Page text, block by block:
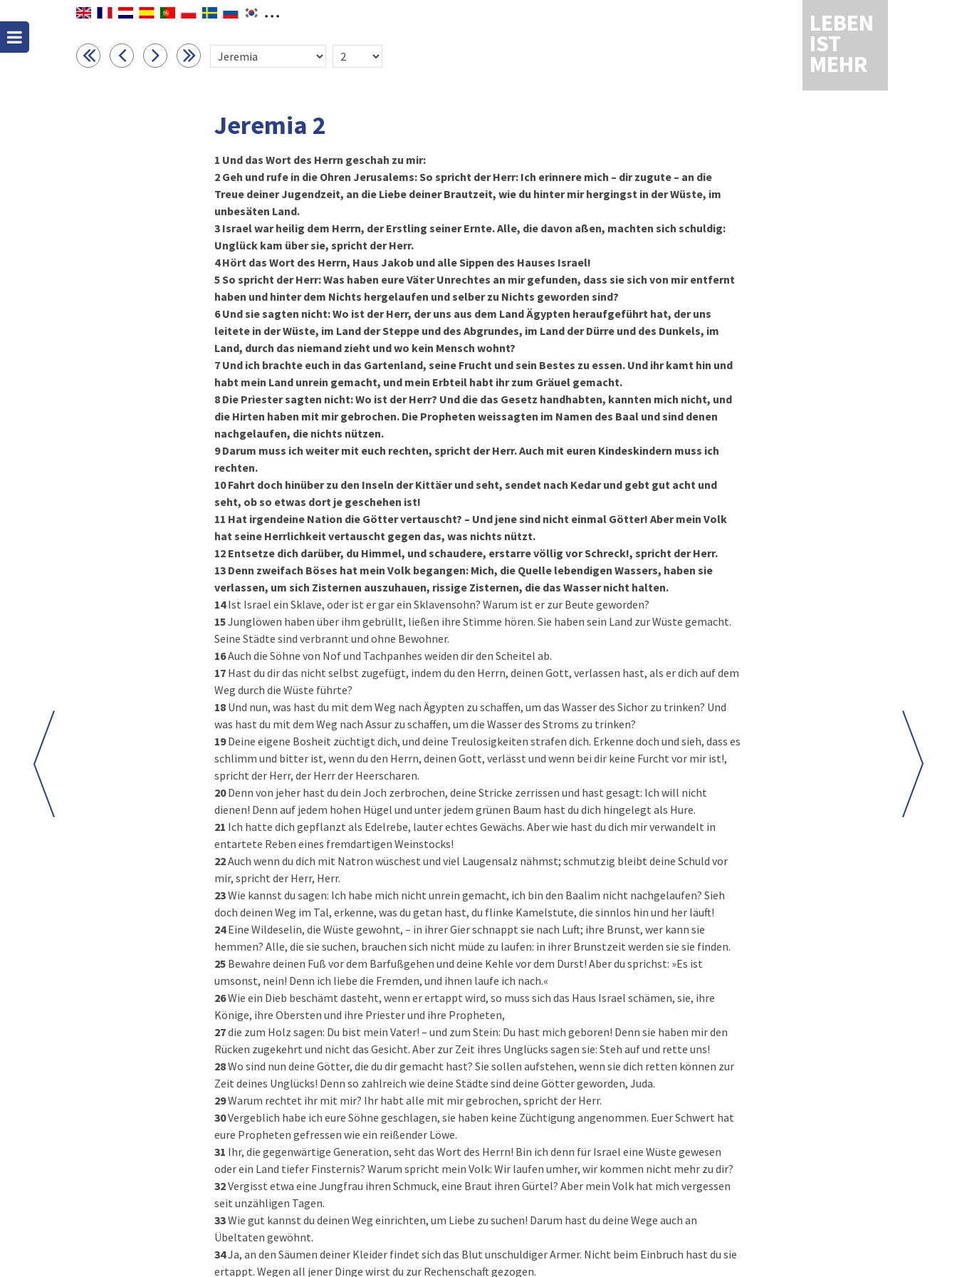
LEBEN
IST
MEHR
Jeremia 2
1 Und das Wort des Herrn geschah zu mir:
2 Geh und rufe in die Ohren Jerusalems: So spricht der Herr: Ich erinnere mich – dir zugute – an die
Treue deiner Jugendzeit, an die Liebe deiner Brautzeit, wie du hinter mir hergingst in der Wüste, im
unbesäten Land.
3 Israel war heilig dem Herrn, der Erstling seiner Ernte. Alle, die davon aßen, machten sich schuldig:
Unglück kam über sie, spricht der Herr.
4Hört das Wort des Herrn, Haus Jakob und alle Sippen des Hauses Israel!
5So spricht der Herr: Was haben eure Väter Unrechtes an mir gefunden, dass sie sich von mir entfernt
haben und hinter dem Nichts hergelaufen und selber zu Nichts geworden sind?
6Und sie sagten nicht: Wo ist der Herr, der uns aus dem Land Ägypten heraufgeführt hat, der uns
leitete in der Wüste, im Land der Steppe und des Abgrundes, im Land der Dürre und des Dunkels, im
Land, durch das niemand zieht und wo kein Mensch wohnt?
7 Und ich brachte euch in das Gartenland, seine Frucht und sein Bestes zu essen. Und ihr kamt hin und
habt mein Land unrein gemacht, und mein Erbteil habt ihr zum Gräuel gemacht.
8 Die Priester sagten nicht: Wo ist der Herr? Und die das Gesetz handhabten, kannten mich nicht, und
die Hirten haben mit mir gebrochen. Die Propheten weissagten im Namen des Baal und sind denen
nachgelaufen, die nichts nützen.
9Darum muss ich weiter mit euch rechten, spricht der Herr. Auch mit euren Kindeskindern muss ich
rechten.
10Fahrt doch hinüber zu den Inseln der Kittäer und seht, sendet nach Kedar und gebt gut acht und
seht, ob so etwas dort je geschehen ist!
11 Hat irgendeine Nation die Götter vertauscht? – Und jene sind nicht einmal Götter! Aber mein Volk
hat seine Herrlichkeit vertauscht gegen das, was nichts nützt.
12 Entsetze dich darüber, du Himmel, und schaudere, erstarre völlig vor Schreck!, spricht der Herr.
13 Denn zweifach Böses hat mein Volk begangen: Mich, die Quelle lebendigen Wassers, haben sie
verlassen, um sich Zisternen auszuhauen, rissige Zisternen, die das Wasser nicht halten.
14Ist Israel ein Sklave, oder ist er gar ein Sklavensohn? Warum ist er zur Beute geworden?
15Junglöwen haben über ihm gebrüllt, ließen ihre Stimme hören. Sie haben sein Land zur Wüste gemacht.
Seine Städte sind verbrannt und ohne Bewohner.
16Auch die Söhne von Nof und Tachpanhes weiden dir den Scheitel ab.
17 Hast du dir das nicht selbst zugefügt, indem du den Herrn, deinen Gott, verlassen hast, als er dich auf dem
Weg durch die Wüste führte?
18 Und nun, was hast du mit dem Weg nach Ägypten zu schaffen, um das Wasser des Sichor zu trinken? Und
was hast du mit dem Weg nach Assur zu schaffen, um die Wasser des Stroms zu trinken?
19Deine eigene Bosheit züchtigt dich, und deine Treulosigkeiten strafen dich. Erkenne doch und sieh, dass es
schlimm und bitter ist, wenn du den Herrn, deinen Gott, verlässt und wenn bei dir keine Furcht vor mir ist!,
spricht der Herr, der Herr der Heerscharen.
20Denn von jeher hast du dein Joch zerbrochen, deine Stricke zerrissen und hast gesagt: Ich will nicht
dienen! Denn auf jedem hohen Hügel und unter jedem grünen Baum hast du dich hingelegt als Hure.
21 Ich hatte dich gepflanzt als Edelrebe, lauter echtes Gewächs. Aber wie hast du dich mir verwandelt in
entartete Reben eines fremdartigen Weinstocks!
22Auch wenn du dich mit Natron wüschest und viel Laugensalz nähmst; schmutzig bleibt deine Schuld vor
mir, spricht der Herr, Herr.
23Wie kannst du sagen: Ich habe mich nicht unrein gemacht, ich bin den Baalim nicht nachgelaufen? Sieh
doch deinen Weg im Tal, erkenne, was du getan hast, du flinke Kamelstute, die sinnlos hin und her läuft!
24Eine Wildeselin, die Wüste gewohnt, – in ihrer Gier schnappt sie nach Luft; ihre Brunst, wer kann sie
hemmen? Alle, die sie suchen, brauchen sich nicht müde zu laufen: in ihrer Brunstzeit werden sie sie finden.
25 Bewahre deinen Fuß vor dem Barfußgehen und deine Kehle vor dem Durst! Aber du sprichst: »Es ist
umsonst, nein! Denn ich liebe die Fremden, und ihnen laufe ich nach.«
26Wie ein Dieb beschämt dasteht, wenn er ertappt wird, so muss sich das Haus Israel schämen, sie, ihre
Könige, ihre Obersten und ihre Priester und ihre Propheten,
27die zum Holz sagen: Du bist mein Vater! – und zum Stein: Du hast mich geboren! Denn sie haben mir den
Rücken zugekehrt und nicht das Gesicht. Aber zur Zeit ihres Unglücks sagen sie: Steh auf und rette uns!
28Wo sind nun deine Götter, die du dir gemacht hast? Sie sollen aufstehen, wenn sie dich retten können zur
Zeit deines Unglücks! Denn so zahlreich wie deine Städte sind deine Götter geworden, Juda.
29Warum rechtet ihr mit mir? Ihr habt alle mit mir gebrochen, spricht der Herr.
30Vergeblich habe ich eure Söhne geschlagen, sie haben keine Züchtigung angenommen. Euer Schwert hat
eure Propheten gefressen wie ein reißender Löwe.
31 Ihr, die gegenwärtige Generation, seht das Wort des Herrn! Bin ich denn für Israel eine Wüste gewesen
oder ein Land tiefer Finsternis? Warum spricht mein Volk: Wir laufen umher, wir kommen nicht mehr zu dir?
32Vergisst etwa eine Jungfrau ihren Schmuck, eine Braut ihren Gürtel? Aber mein Volk hat mich vergessen
seit unzähligen Tagen.
33Wie gut kannst du deinen Weg einrichten, um Liebe zu suchen! Darum hast du deine Wege auch an
Übeltaten gewöhnt.
34Ja, an den Säumen deiner Kleider findet sich das Blut unschuldiger Armer. Nicht beim Einbruch hast du sie
ertappt. Wegen all jener Dinge wirst du zur Rechenschaft gezogen.